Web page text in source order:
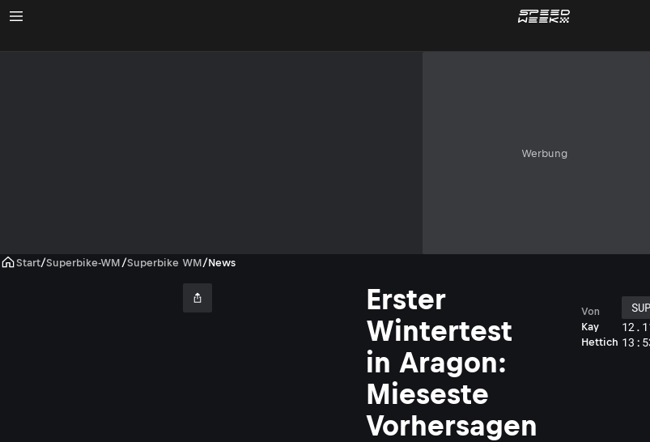
Werbung
Start/Superbike-WM /Superbike WM/News
Erster
Wintertest
in Aragon:
Mieseste
Vorhersagen
Kay
Hettich
Von